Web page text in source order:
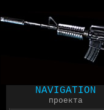
NAVIGATION
проекта